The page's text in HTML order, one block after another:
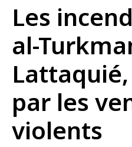
Les
al-
par les
violents